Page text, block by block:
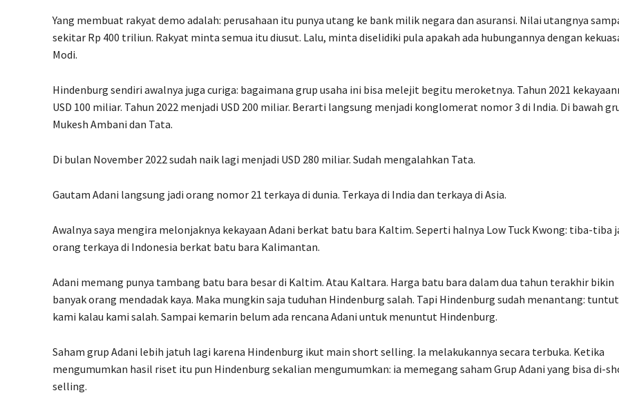
Yang membuat rakyat demo adalah: perusahaan itu punya utang ke bank milik negara dan asuransi. Nilai utangnya
sekitar Rp 400 triliun. Rakyat minta semua itu diusut. Lalu, minta diselidiki pula apakah ada hubungannya dengan
Modi.
Hindenburg sendiri awalnya juga curiga: bagaimana grup usaha ini bisa melejit begitu meroketnya. Tahun 2021
USD 100 miliar. Tahun 2022 menjadi USD 200 miliar. Berarti langsung menjadi konglomerat nomor 3 di India. Di bawah
Mukesh Ambani dan Tata.
Di bulan November 2022 sudah naik lagi menjadi USD 280 miliar. Sudah mengalahkan Tata.
Gautam Adani langsung jadi orang nomor 21 terkaya di dunia. Terkaya di India dan terkaya di Asia.
Awalnya saya mengira melonjaknya kekayaan Adani berkat batu bara Kaltim. Seperti halnya Low Tuck Kwong: tiba-tiba
orang terkaya di Indonesia berkat batu bara Kalimantan.
Adani memang punya tambang batu bara besar di Kaltim. Atau Kaltara. Harga batu bara dalam dua tahun terakhir bikin
banyak orang mendadak kaya. Maka mungkin saja tuduhan Hindenburg salah. Tapi Hindenburg sudah menantang:
kami kalau kami salah. Sampai kemarin belum ada rencana Adani untuk menuntut Hindenburg.
Saham grup Adani lebih jatuh lagi karena Hindenburg ikut main short selling. Ia melakukannya secara terbuka. Ketika
mengumumkan hasil riset itu pun Hindenburg sekalian mengumumkan: ia memegang saham Grup Adani yang bisa di-
selling.